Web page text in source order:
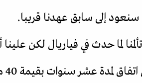
سنعود إلى سابق عهدنا قريبا.
تألمنا لما حدث في فياريال لكن